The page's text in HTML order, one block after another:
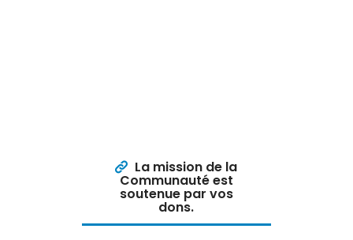
La mission de la
Communauté est
soutenue par vos
dons.